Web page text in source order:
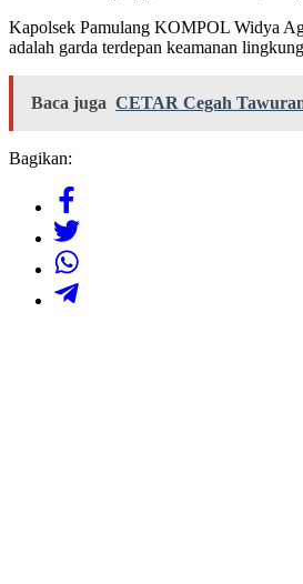
Kapolsek Pamulang KOMPOL Widya
adalah garda terdepan keamanan
Baca juga CETAR Cegah
Bagikan: